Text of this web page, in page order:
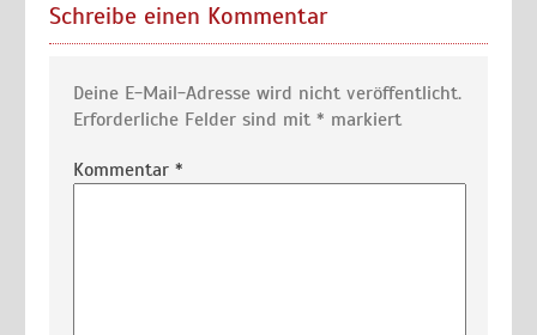
Schreibe einen Kommentar
Deine E-Mail-Adresse wird nicht veröffentlicht.
Erforderliche Felder sind mit * markiert
Kommentar *